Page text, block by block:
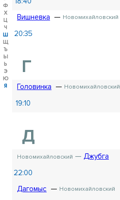
Ф
Х
Ц
Ч
Ш
Щ
Ъ
Ы
Ь
Э
Ю
Я
Новомихайловский
Вишневка
20:35
Г
Новомихайловский
Головинка
19:10
Д
Новомихайловский
Джубга
22:00
Новомихайловский
Дагомыс